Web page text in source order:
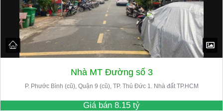
Nhà MT Đường số 3
P. Phước Bình (cũ), Quận 9 (cũ), TP. Thủ Đức 1. Nhà đất TP.HCM
Giá bán 8.15 tỷ